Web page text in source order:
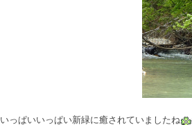
いっぱいいっぱい新緑に癒されていましたね